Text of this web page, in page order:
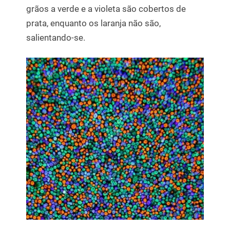
grãos a verde e a violeta são cobertos de
prata, enquanto os laranja não são,
salientando-se.